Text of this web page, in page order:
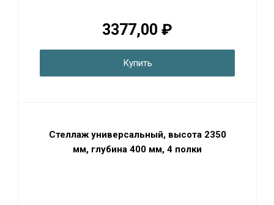
3377,00 ₽
Купить
Стеллаж универсальный, высота 2350
мм, глубина 400 мм, 4 полки